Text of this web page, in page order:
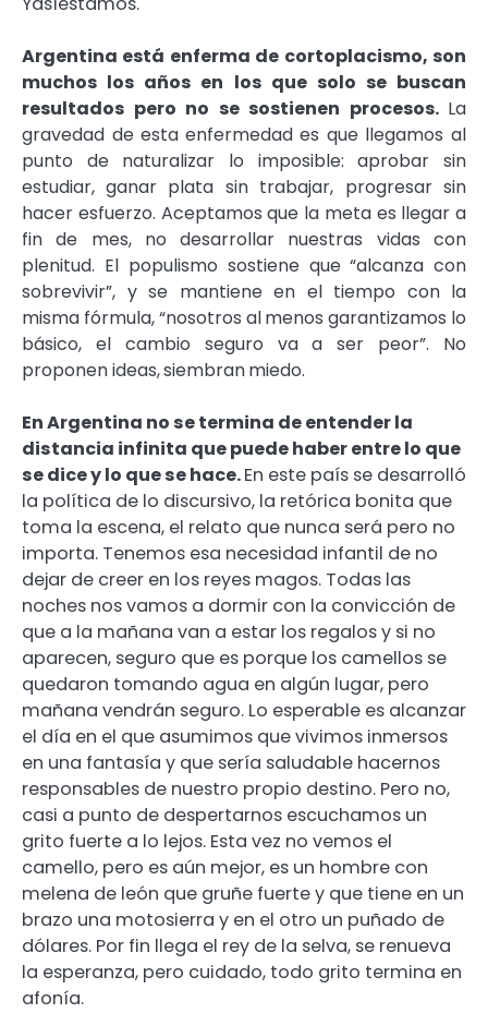
Argentina está enferma de cortoplacismo, son
muchos los años en los que solo se buscan
resultados pero no se sostienen procesos. La
gravedad de esta enfermedad es que llegamos al
punto de naturalizar lo imposible: aprobar sin
estudiar, ganar plata sin trabajar, progresar sin
hacer esfuerzo. Aceptamos que la meta es llegar a
fin de mes, no desarrollar nuestras vidas con
plenitud. El populismo sostiene que “alcanza con
sobrevivir”, y se mantiene en el tiempo con la
misma fórmula, “nosotros almenos garantizamos lo
básico, el cambio seguro va a ser peor”. No
proponen ideas,siembranmiedo.
En Argentina no se termina de entender la
distancia infinita que puedehaber entre lo que
se dice y lo que se hace.En este país se desarrolló
la política de lo discursivo, la retórica bonita que
toma la escena, el relato que nunca será pero no
importa. Tenemos esa necesidad infantil de no
dejar de creer en los reyes magos. Todas las
noches nos vamos a dormir con la convicción de
que a la mañana van a estar los regalos y si no
aparecen, seguro que es porque los camellos se
quedaron tomando agua en algún lugar, pero
mañana vendrán seguro. Lo esperable es alcanzar
el día en el que asumimos que vivimos inmersos
en una fantasía y que sería saludable hacernos
responsables de nuestro propio destino. Pero no,
casi a punto de despertarnos escuchamos un
grito fuerte a lo lejos. Esta vez no vemos el
camello, pero es aún mejor, es un hombre con
melena de león que gruñe fuerte y que tiene en un
brazo una motosierra y en el otro un puñado de
dólares. Por fin llega el rey de la selva, se renueva
la esperanza, pero cuidado, todo grito termina en
afonía.